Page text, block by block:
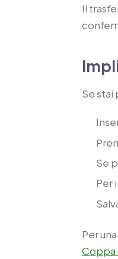
Il
Se
Se
Per
Per
Coppa